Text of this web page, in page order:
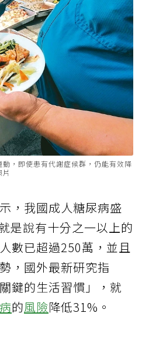
，即使患有代謝症候群，仍能有效降
，我國成人糖尿病盛
是說有十分之一以上的
數已超過250萬，並且
，國外最新研究指
鍵的生活習慣」，就
的風險降低31%。